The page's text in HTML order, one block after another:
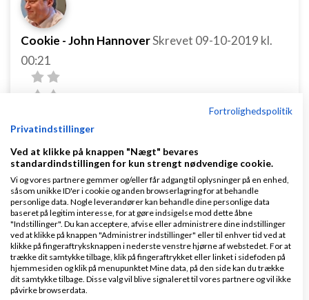
Cookie - John HannoverSkrevet 09-10-2019 kl.
00:21
Gloove.dk:
Det var da noget af et svar. Jamen, så kan du vel
redegøre for trådstarters idé?
misforståelse - for hverken du eller Ravn (eller jeg)
kender den idé og både du og Ravn opfordrer til at
den vist skal uddybes hvis der skal hjælp til - og så
kan sådan en overskrift nok også forbedres
Fortrolighedspolitik
Privatindstillinger
Ved at klikke på knappen "Nægt" bevares
standardindstillingen for kun strengt nødvendige cookie.
Vi og vores partnere gemmer og/eller får adgang til oplysninger på en enhed,
såsom unikke ID'er i cookie og anden browserlagring for at behandle
personlige data. Nogle leverandører kan behandle dine personlige data
baseret på legitim interesse, for at gøre indsigelse mod dette åbne
"Indstillinger". Du kan acceptere, afvise eller administrere dine indstillinger
ved at klikke på knappen "Administrer indstillinger" eller til enhver tid ved at
klikke på fingeraftryksknappen i nederste venstre hjørne af webstedet. For at
trække dit samtykke tilbage, klik på fingeraftrykket eller linket i sidefoden på
hjemmesiden og klik på menupunktet Mine data, på den side kan du trække
dit samtykke tilbage. Disse valg vil blive signaleret til vores partnere og vil ikke
påvirke browserdata.